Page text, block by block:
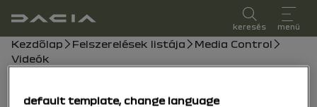
felhasználói kézikönyv
keresés menü
Morzsa
Kezdőlap Felszerelések listája
Media Control
Videók
tanulmányozhatja a kezelőkönyvet.
default template, change language